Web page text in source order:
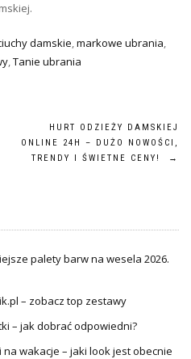
damskie,markowe ubrania,
,Tanie ubrania
HURT ODZIEŻY DAMSKIEJ
ONLINE 24H – DUŻO NOWOŚCI,
TRENDY I ŚWIETNE CENY!
→
palety barw na wesela 2026.
– zobacz top zestawy
– jak dobrać odpowiedni?
wakacje – jaki look jest obecnie